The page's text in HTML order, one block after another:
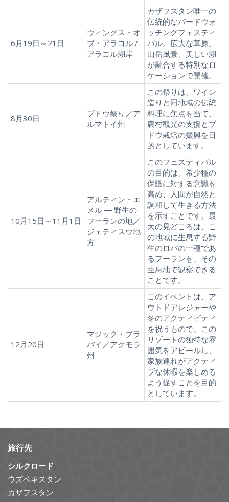
6月19日～21日
ウィングス・オ
ブ・アラコル /
アラコル湖岸
カザフスタン唯一の
伝統的なバードウォ
ッチングフェスティ
バル。広大な草原、
山岳風景、美しい湖
が融合する特別なロ
ケーションで開催。
8月30日
ブドウ祭り／ア
ルマトイ州
この祭りは、ワイン
造りと同地域の伝統
料理に焦点を当て、
農村観光の支援とブ
ドウ栽培の振興を目
的としています。
10月15日～11月1日
アルティン・エ
メル ― 野生の
フーランの地／
ジェティスウ地
方
このフェスティバル
の目的は、希少種の
保護に対する意識を
高め、人間が自然と
調和して生きる方法
を示すことです。最
大の見どころは、こ
の地域に生息する野
生のロバの一種であ
るフーランを、その
生息地で観察できる
ことです。
12月20日
マジック・ブラ
バイ／アクモラ
州
このイベントは、ア
ウトドアレジャーや
冬のアクティビティ
を祝うもので、この
リゾートの独特な雰
囲気をアピールし、
家族連れがアクティ
ブな休暇を楽しめる
よう促すことを目的
としています。
旅行先
シルクロード
ウズベキスタン
カザフスタン